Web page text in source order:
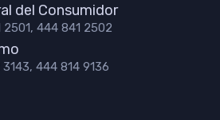
del Consumidor
444 841 2502
444 814 9136